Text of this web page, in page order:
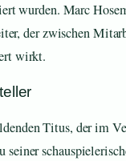
wurden. Marc
der zwischen
wirkt.
Titus, der im